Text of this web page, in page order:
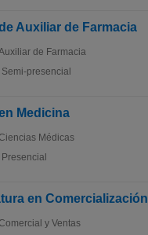
Auxiliar de Farmacia
de Farmacia
Semi-presencial
Medicina
Médicas
Presencial
en Comercialización
y Ventas